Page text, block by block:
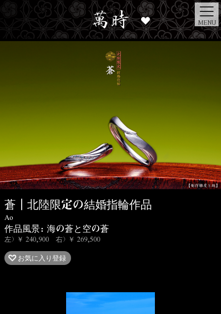
MENU
蒼┃北陸限定の結婚指輪作品
Ao
作品風景：海の蒼と空の蒼
左）￥ 240,900 右）￥ 269,500
お気に入り登録